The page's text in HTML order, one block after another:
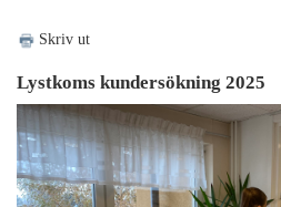
Skriv ut
Lystkoms kundersökning 2025